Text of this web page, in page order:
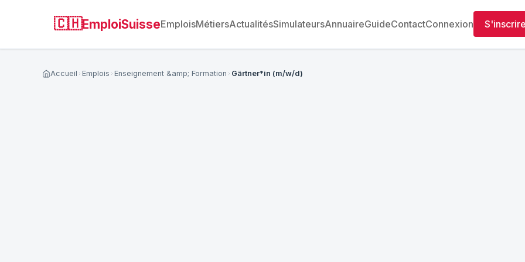
🇨🇭EmploiSuisseEmploisMétiersActualitésSimulateursAnnuaireGuideContactConnexion
Accueil Emplois Enseignement &amp; Formation Gärtner*in (m/w/d)